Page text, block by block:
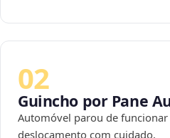
02
Guincho por Pane
Automóvel parou de funcionar
deslocamento com cuidado.